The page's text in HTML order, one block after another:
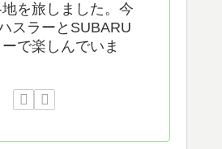
を旅しました。今
スラーとSUBARU
で楽しんでいま